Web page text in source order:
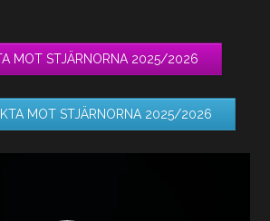
MOT STJÄRNORNA 2025/2026
MOT STJÄRNORNA 2025/2026